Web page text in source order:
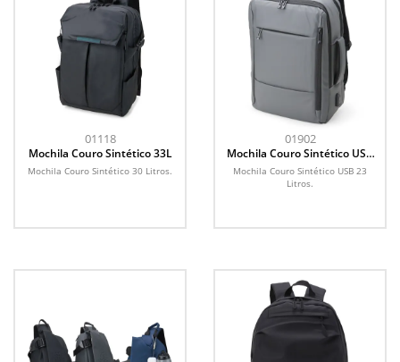
01118
Mochila Couro Sintético 33L
Mochila Couro Sintético 30 Litros.
01902
Mochila Couro Sintético USB
25L
Mochila Couro Sintético USB 23
Litros.